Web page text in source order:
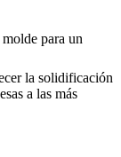
para un
la solidificación
a las más